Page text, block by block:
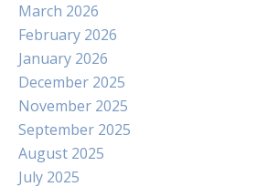
March 2026
February 2026
January 2026
December 2025
November 2025
September 2025
August 2025
July 2025